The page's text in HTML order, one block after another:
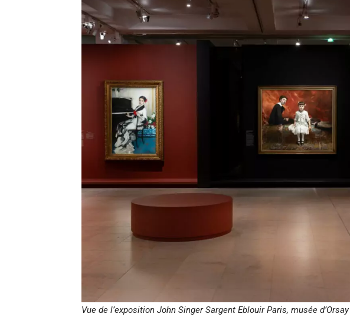
Vue de l’exposition John Singer Sargent Eblouir Paris, musée d’Orsay